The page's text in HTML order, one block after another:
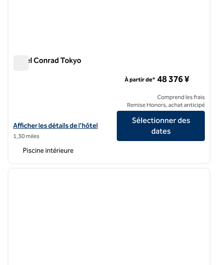
Hôtel Conrad Tokyo
Afficher les détails de l'hôtel Conrad Tokyo
Afficher les détails de l'hôtel
1,30 miles
À partir de* 48 376 ¥
Comprend les frais
Remise Honors, achat anticipé
Sélectionner des
dates
Piscine intérieure
1 sur 12